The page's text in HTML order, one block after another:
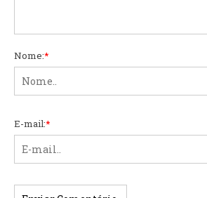
Nome:*
E-mail:*